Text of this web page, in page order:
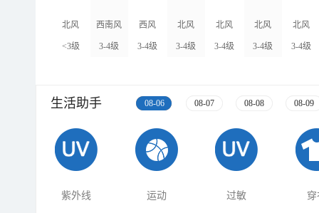
北风
<3级
西南风
3-4级
西风
3-4级
北风
3-4级
北风
3-4级
北风
3-4级
北风
3-4级
生活助手 08-06 08-07 08-08 08-09
紫外线 运动 过敏 穿